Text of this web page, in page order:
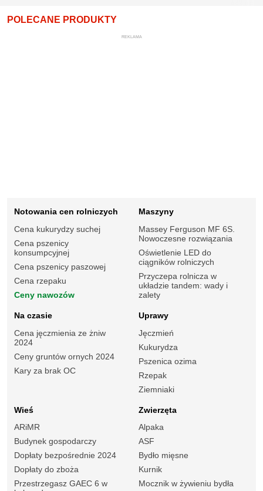
POLECANE PRODUKTY
REKLAMA
Notowania cen rolniczych
Cena kukurydzy suchej
Cena pszenicy
konsumpcyjnej
Cena pszenicy paszowej
Cena rzepaku
Ceny nawozów
Maszyny
Massey Ferguson MF 6S.
Nowoczesne rozwiązania
Oświetlenie LED do
ciągników rolniczych
Przyczepa rolnicza w
układzie tandem: wady i
zalety
Na czasie
Cena jęczmienia ze żniw
2024
Ceny gruntów ornych 2024
Kary za brak OC
Uprawy
Jęczmień
Kukurydza
Pszenica ozima
Rzepak
Ziemniaki
Wieś
ARiMR
Budynek gospodarczy
Dopłaty bezpośrednie 2024
Dopłaty do zboża
Przestrzegasz GAEC 6 w
Zwierzęta
Alpaka
ASF
Bydło mięsne
Kurnik
Mocznik w żywieniu bydła